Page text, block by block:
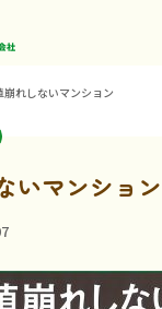
崩れしないマンション
いマンション